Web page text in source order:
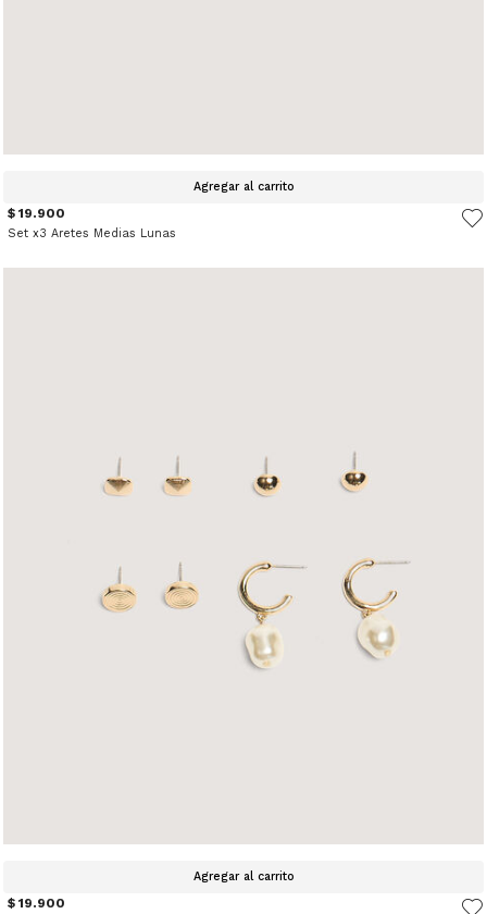
Agregar al carrito
$ 19.900
Set x3 Aretes Medias Lunas
Agregar al carrito
$ 19.900